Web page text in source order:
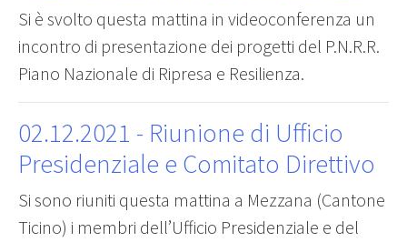
Si è svolto questa mattina in videoconferenza un
incontro di presentazione dei progetti del P.N.R.R.
Piano Nazionale di Ripresa e Resilienza.
02.12.2021 - Riunione di Ufficio
Presidenziale e Comitato Direttivo
Si sono riuniti questa mattina a Mezzana (Cantone
Ticino) i membri dell’Ufficio Presidenziale e del